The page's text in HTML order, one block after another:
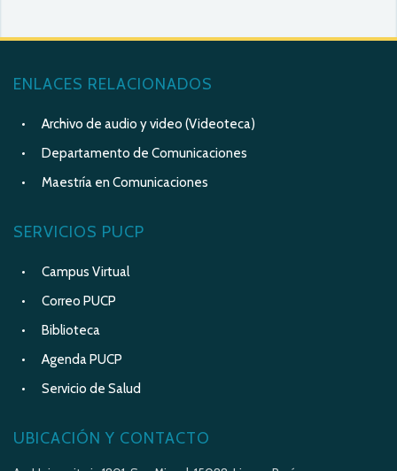
ENLACES RELACIONADOS
Archivo de audio y video (Videoteca)
Departamento de Comunicaciones
Maestría en Comunicaciones
SERVICIOS PUCP
Campus Virtual
Correo PUCP
Biblioteca
Agenda PUCP
Servicio de Salud
UBICACIÓN Y CONTACTO